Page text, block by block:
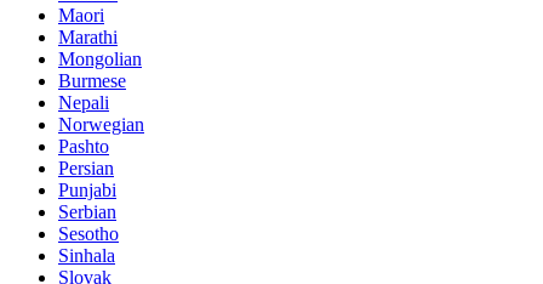
Maori
Marathi
Mongolian
Burmese
Nepali
Norwegian
Pashto
Persian
Punjabi
Serbian
Sesotho
Sinhala
Slovak